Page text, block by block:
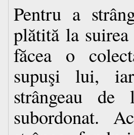
Pentru a
plătită la
făcea o
supuşi lui,
strângeau
subordonat.